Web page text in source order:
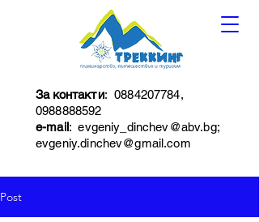
За контакти:0884207784,
0988888592
e-mail:evgeniy_dinchev@abv.bg;
evgeniy.dinchev@gmail.com
Post